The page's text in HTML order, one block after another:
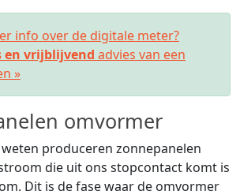
info over de digitale meter?
en vrijblijvend advies van een
»
omvormer
produceren zonnepanelen
die uit ons stopcontact komt is
Dit is de fase waar de omvormer